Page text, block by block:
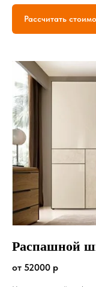
Рассчитать
Распашной
от 52000 р